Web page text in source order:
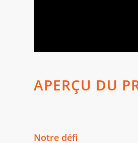
APERÇU DU
Notre défi